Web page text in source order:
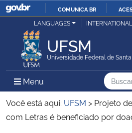
IR
COMUNICA BR
Ministério da Justiça e Segurança Pública
Ministério da Defesa
Ministério das Relações Exteriores
LANGUAGES INTERNATIONAL
UFSM
Universidade Federal de
Menu Menu Principal do Sítio
Busca:
Você está aqui: UFSM > Projeto
com Letras é beneficiado por